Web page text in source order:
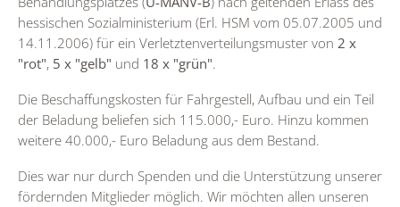
hessischen Sozialministerium (Erl. HSM vom 05.07.2005 und
14.11.2006) für ein Verletztenverteilungsmuster von 2 x
"rot", 5 x "gelb" und 18 x "grün".
Die Beschaffungskosten für Fahrgestell, Aufbau und ein Teil
der Beladung beliefen sich 115.000,- Euro. Hinzu kommen
weitere 40.000,- Euro Beladung aus dem Bestand.
Dies war nur durch Spenden und die Unterstützung unserer
fördernden Mitglieder möglich. Wir möchten allen unseren